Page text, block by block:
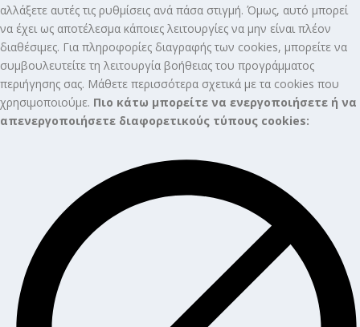
αλλάξετε αυτές τις ρυθμίσεις ανά πάσα στιγμή. Όμως, αυτό μπορεί
να έχει ως αποτέλεσμα κάποιες λειτουργίες να μην είναι πλέον
διαθέσιμες. Για πληροφορίες διαγραφής των cookies, μπορείτε να
συμβουλευτείτε τη λειτουργία βοήθειας του προγράμματος
περιήγησης σας. Μάθετε περισσότερα σχετικά με τα cookies που
χρησιμοποιούμε. Πιο κάτω μπορείτε να ενεργοποιήσετε ή να
απενεργοποιήσετε διαφορετικούς τύπους cookies: